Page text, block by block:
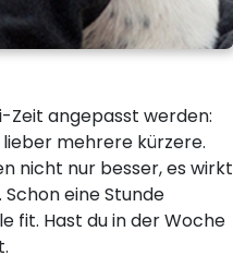
Zeit angepasst werden:
mehrere kürzere.
nicht nur besser, es wirkt
eine Stunde
fit. Hast du in der Woche